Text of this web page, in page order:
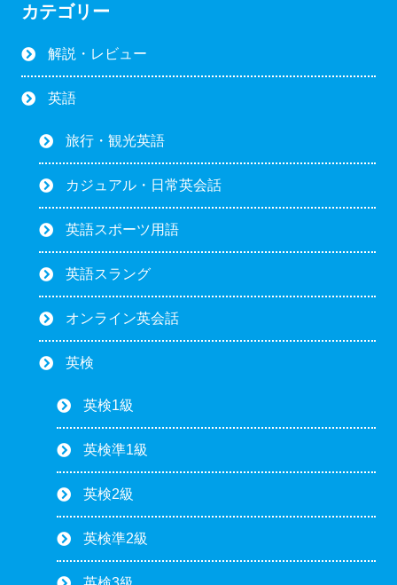
カテゴリー
解説・レビュー
英語
旅行・観光英語
カジュアル・日常英会話
英語スポーツ用語
英語スラング
オンライン英会話
英検
英検1級
英検準1級
英検2級
英検準2級